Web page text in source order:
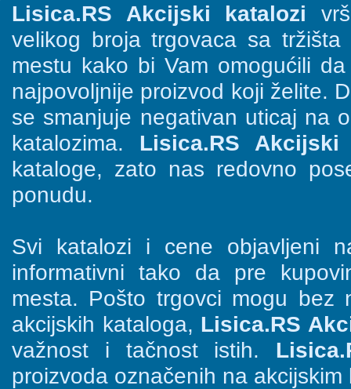
Lisica.RS Akcijski katalozi
velikog broja trgovaca sa
mestu kako bi Vam omogućili
najpovoljnije proizvod koji želite.
se smanjuje negativan uticaj na
katalozima. Lisica.RS Akcijski
kataloge, zato nas redovno
ponudu.
Svi katalozi i cene objavljeni
informativni tako da pre
mesta. Pošto trgovci mogu bez
akcijskih kataloga, Lisica.RS
važnost i tačnost istih.
proizvoda označenih na akcijskim